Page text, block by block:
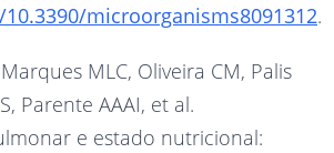
microorganisms8091312.
MLC, Oliveira CM, Palis
Parente AAAI, et al.
e estado nutricional: